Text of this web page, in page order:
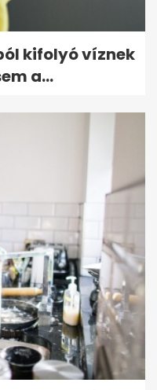
kifolyó víznek
a...